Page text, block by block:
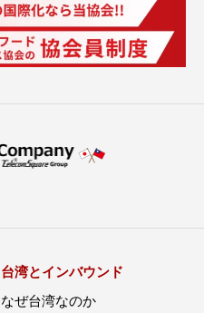
台湾とインバウンド
なぜ台湾なのか